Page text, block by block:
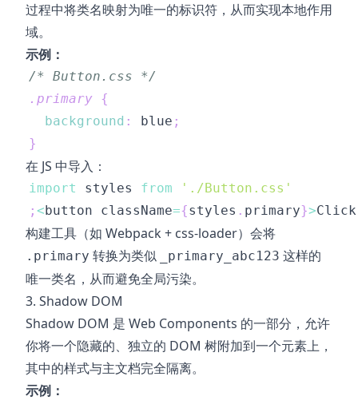
过程中将类名映射为唯一的标识符，从而实现本地作用
域。
示例：
/* Button.css */
.primary {
background : blue ;
}
在 JS 中导入：
import styles from
'./Button.css'
; <button className={styles . primary}>Click
构建工具（如 Webpack + css-loader）会将
.primary 转换为类似 _primary_abc123 这样的
唯一类名，从而避免全局污染。
3. Shadow DOM
Shadow DOM 是 Web Components 的一部分，允许
你将一个隐藏的、独立的 DOM 树附加到一个元素上，
其中的样式与主文档完全隔离。
示例：